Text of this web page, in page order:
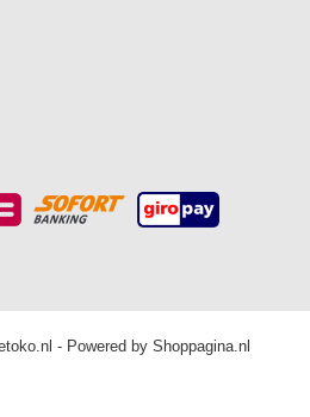
- Powered by Shoppagina.nl